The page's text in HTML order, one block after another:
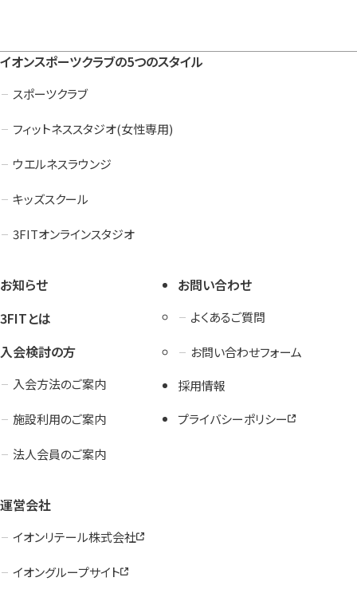
イオンスポーツクラブの5つのスタイル
スポーツクラブ
フィットネススタジオ(女性専用)
ウエルネスラウンジ
キッズスクール
3FITオンラインスタジオ
お知らせ
3FITとは
入会検討の方
入会方法のご案内
施設利用のご案内
法人会員のご案内
お問い合わせ
よくあるご質問
お問い合わせフォーム
採用情報
プライバシーポリシー
運営会社
イオンリテール株式会社
イオングループサイト